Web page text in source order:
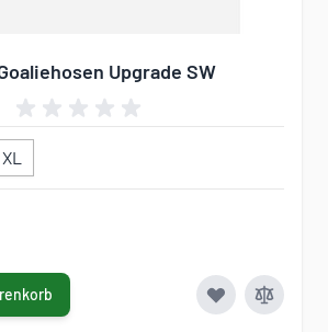
Upgrade SW
XL